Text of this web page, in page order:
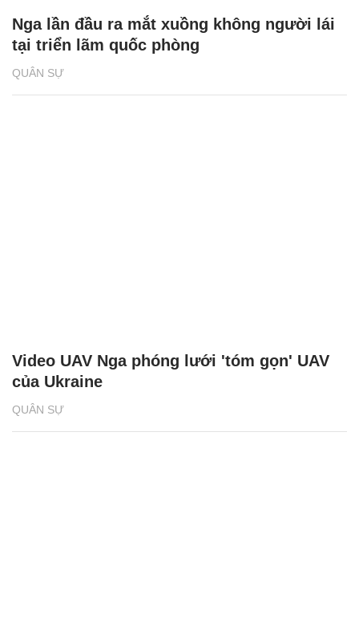
QUÂN SỰ
Nga lần đầu ra mắt xuồng không người lái
tại triển lãm quốc phòng
QUÂN SỰ
Video UAV Nga phóng lưới 'tóm gọn' UAV
của Ukraine